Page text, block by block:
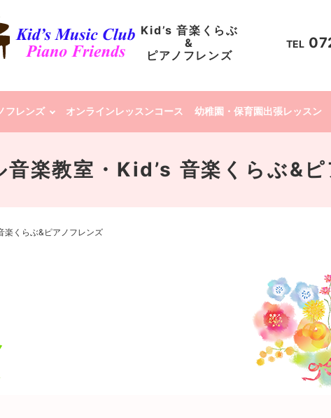
Kid’s 音楽くらぶ
&
ピアノフレンズ
フレンズ オンラインレッスンコース 幼稚園・保育園出張レッスン
TEL
楽教室・Kid’s 音楽くらぶ&
楽くらぶ&ピアノフレンズ